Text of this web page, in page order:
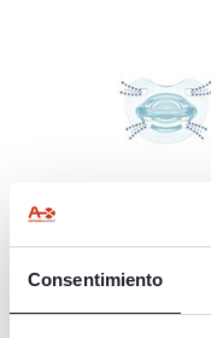
Consentimiento
aire y reducen el